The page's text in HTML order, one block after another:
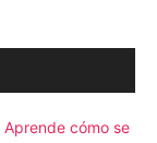
Aprende cómo se